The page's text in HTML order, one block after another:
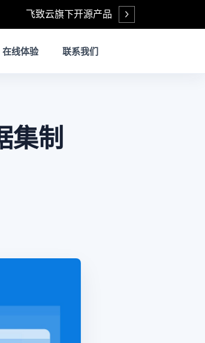
飞致云旗下开源产品
Open
在线体验 联系我们
集制